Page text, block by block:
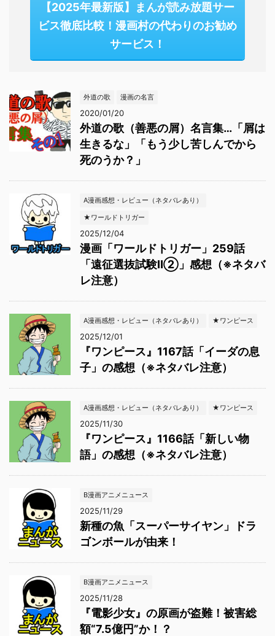
【2025年最新版】まんが読み放題サー
ビス徹底比較！漫画村の代わりのお勧め
サービス！
外道の歌 漫画の名言
2020/01/20
外道の歌（善悪の屑）名言集…「屑は
生きるな」「もう少し苦しんでから
死のうか？」
A漫画感想・レビュー（ネタバレあり）
★ワールドトリガー
2025/12/04
漫画「ワールドトリガー」259話
「遠征選抜試験Ⅱ②」感想（※ネタバ
レ注意）
A漫画感想・レビュー（ネタバレあり） ★ワンピース
2025/12/01
『ワンピース』1167話「イーダの息
子」の感想（※ネタバレ注意）
A漫画感想・レビュー（ネタバレあり） ★ワンピース
2025/11/30
『ワンピース』1166話「新しい物
語」の感想（※ネタバレ注意）
B漫画アニメニュース
2025/11/29
新種の魚「スーパーサイヤン」ドラ
ゴンボールが由来！
B漫画アニメニュース
2025/11/28
『電影少女』の原画が盗難！被害総
額“7.5億円”か！？